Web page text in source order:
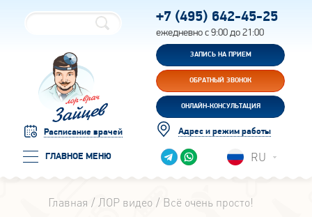
Расписание врачей
ГЛАВНОЕ МЕНЮ
+7 (495) 642-45-25
ежедневно с 9:00 до 21:00
ЗАПИСЬ НА ПРИЕМ
ОБРАТНЫЙ ЗВОНОК
ОНЛАЙН-КОНСУЛЬТАЦИЯ
Адрес и режим работы
RU
Главная ЛОР видео Всё очень просто!